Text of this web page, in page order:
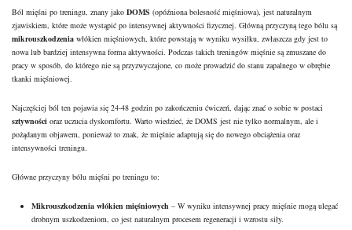
Ból mięśni po treningu, znany jako DOMS (opóźniona bolesność mięśniowa), jest naturalnym
zjawiskiem, które może wystąpić po intensywnej aktywności fizycznej. Główną przyczyną tego bólu są
mikrouszkodzenia włókien mięśniowych, które powstają w wyniku wysiłku, zwłaszcza gdy jest to
nowa lub bardziej intensywna forma aktywności. Podczas takich treningów mięśnie są zmuszane do
pracy w sposób, do którego nie są przyzwyczajone, co może prowadzić do stanu zapalnego w obrębie
tkanki mięśniowej.
Najczęściej ból ten pojawia się 24-48 godzin po zakończeniu ćwiczeń, dając znać o sobie w postaci
sztywności oraz uczucia dyskomfortu. Warto wiedzieć, że DOMS jest nie tylko normalnym, ale i
pożądanym objawem, ponieważ to znak, że mięśnie adaptują się do nowego obciążenia oraz
intensywności treningu.
Główne przyczyny bólu mięśni po treningu to:
Mikrouszkodzenia włókien mięśniowych – W wyniku intensywnej pracy mięśnie mogą ulegać
drobnym uszkodzeniom, co jest naturalnym procesem regeneracji i wzrostu siły.